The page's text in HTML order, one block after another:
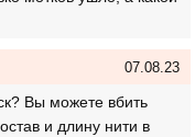
07.08.23
Вы можете вбить
и длину нити в